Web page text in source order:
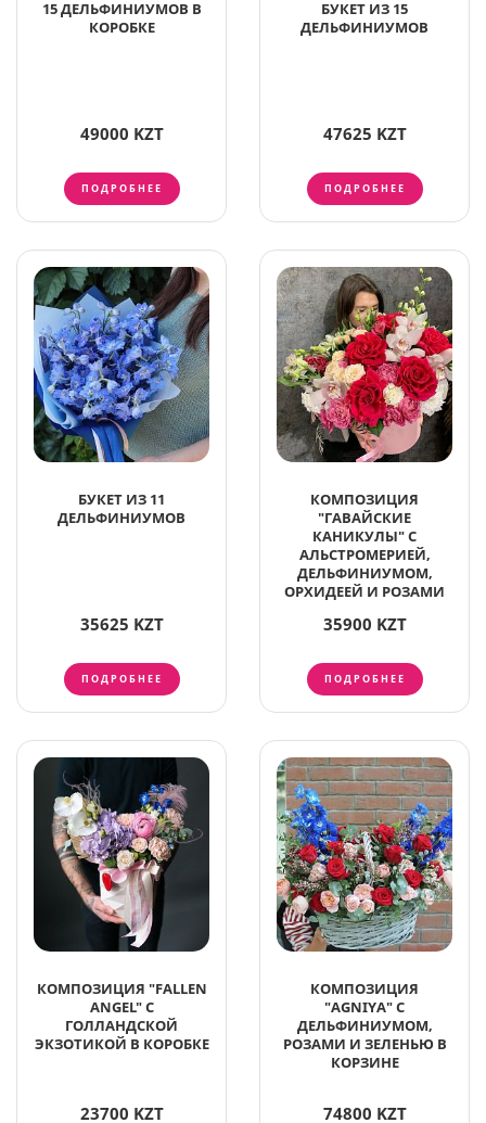
15 ДЕЛЬФИНИУМОВ В
КОРОБКЕ
49000 KZT
ПОДРОБНЕЕ
БУКЕТ ИЗ 15
ДЕЛЬФИНИУМОВ
47625 KZT
ПОДРОБНЕЕ
БУКЕТ ИЗ 11
ДЕЛЬФИНИУМОВ
35625 KZT
ПОДРОБНЕЕ
КОМПОЗИЦИЯ
"ГАВАЙСКИЕ
КАНИКУЛЫ" С
АЛЬСТРОМЕРИЕЙ,
ДЕЛЬФИНИУМОМ,
ОРХИДЕЕЙ И РОЗАМИ
35900 KZT
ПОДРОБНЕЕ
КОМПОЗИЦИЯ "FALLEN
ANGEL" С
ГОЛЛАНДСКОЙ
ЭКЗОТИКОЙ В КОРОБКЕ
23700 KZT
КОМПОЗИЦИЯ
"AGNIYA" С
ДЕЛЬФИНИУМОМ,
РОЗАМИ И ЗЕЛЕНЬЮ В
КОРЗИНЕ
74800 KZT